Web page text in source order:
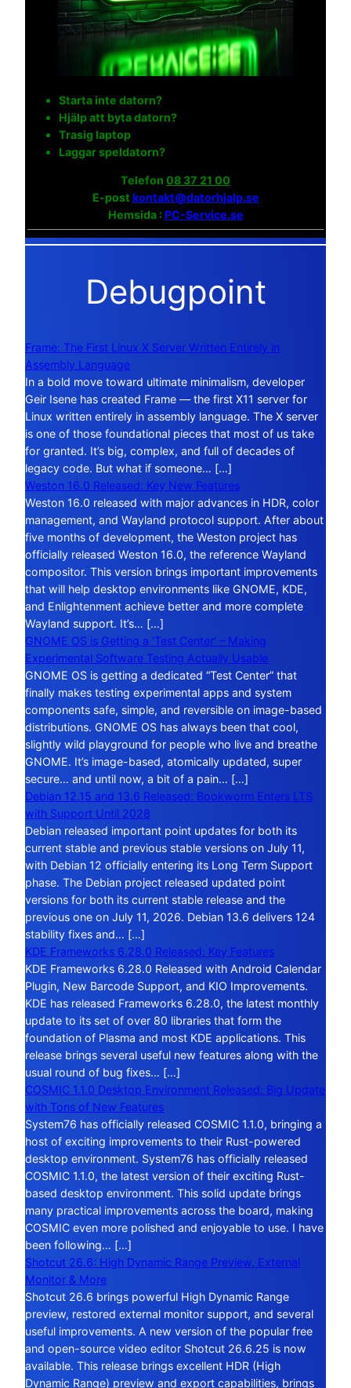
Starta inte datorn?
Hjälp att byta datorn?
Trasig laptop
Laggar speldatorn?
Telefon 08 37 21 00
E-post kontakt@datorhjalp.se
Hemsida :PC-Service.se
Debugpoint
Frame: The First Linux X Server Written Entirely in
Assembly Language
In a bold move toward ultimate minimalism, developer
Geir Isene has created Frame — the first X11 server for
Linux written entirely in assembly language. The X server
is one of those foundational pieces that most of us take
for granted. It’s big, complex, and full of decades of
legacy code. But what if someone… […]
Weston 16.0 Released: Key New Features
Weston 16.0 released with major advances in HDR, color
management, and Wayland protocol support. After about
five months of development, the Weston project has
officially released Weston 16.0, the reference Wayland
compositor. This version brings important improvements
that will help desktop environments like GNOME, KDE,
and Enlightenment achieve better and more complete
Wayland support. It’s… […]
GNOME OS is Getting a ‘Test Center’ – Making
Experimental Software Testing Actually Usable
GNOME OS is getting a dedicated “Test Center” that
finally makes testing experimental apps and system
components safe, simple, and reversible on image-based
distributions. GNOME OS has always been that cool,
slightly wild playground for people who live and breathe
GNOME. It’s image-based, atomically updated, super
secure… and until now, a bit of a pain… […]
Debian 12.15 and 13.6 Released: Bookworm Enters LTS
with Support Until 2028
Debian released important point updates for both its
current stable and previous stable versions on July 11,
with Debian 12 officially entering its Long Term Support
phase. The Debian project released updated point
versions for both its current stable release and the
previous one on July 11, 2026. Debian 13.6 delivers 124
stability fixes and… […]
KDE Frameworks 6.28.0 Released: Key Features
KDE Frameworks 6.28.0 Released with Android Calendar
Plugin, New Barcode Support, and KIO Improvements.
KDE has released Frameworks 6.28.0, the latest monthly
update to its set of over 80 libraries that form the
foundation of Plasma and most KDE applications. This
release brings several useful new features along with the
usual round of bug fixes… […]
COSMIC 1.1.0 Desktop Environment Released: Big Update
with Tons of New Features
System76 has officially released COSMIC 1.1.0, bringing a
host of exciting improvements to their Rust-powered
desktop environment. System76 has officially released
COSMIC 1.1.0, the latest version of their exciting Rust-
based desktop environment. This solid update brings
many practical improvements across the board, making
COSMIC even more polished and enjoyable to use. I have
been following… […]
Shotcut 26.6: High Dynamic Range Preview, External
Monitor & More
Shotcut 26.6 brings powerful High Dynamic Range
preview, restored external monitor support, and several
useful improvements. A new version of the popular free
and open-source video editor Shotcut 26.6.25 is now
available. This release brings excellent HDR (High
Dynamic Range) preview and export capabilities, brings